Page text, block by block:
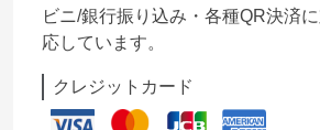
ビニ/銀行振り込み・各種QR決済
応しています。
クレジットカード